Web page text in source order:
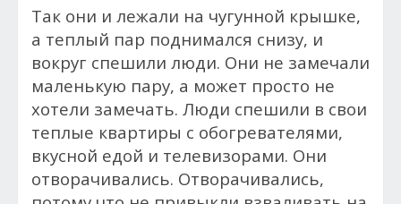
Так они и лежали на чугунной крышке,
а теплый пар поднимался снизу, и
вокруг спешили люди. Они не замечали
маленькую пару, а может просто не
хотели замечать. Люди спешили в свои
теплые квартиры с обогревателями,
вкусной едой и телевизорами. Они
отворачивались. Отворачивались,